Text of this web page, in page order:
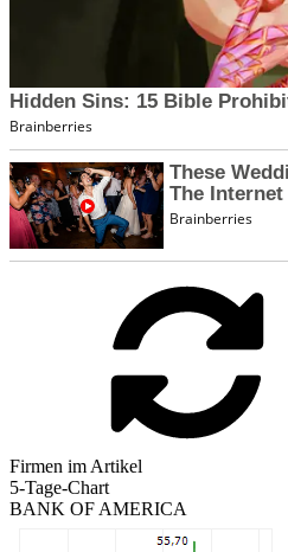
Firmen im Artikel
5-Tage-Chart
BANK OF AMERICA